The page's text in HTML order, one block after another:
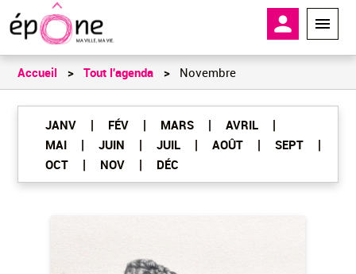
principal
En-tête -
Accueil Tout l'agenda Novembre
JANV | FÉV | MARS | AVRIL |
MAI | JUIN | JUIL | AOÛT | SEPT |
OCT | NOV | DÉC